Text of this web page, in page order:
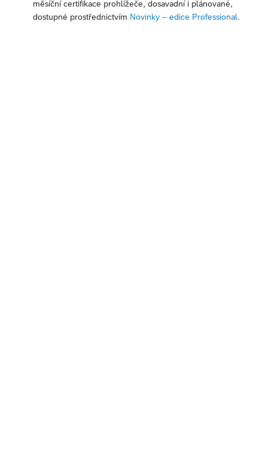
měsíční certifikace prohlížeče, dosavadní i plánované,
dostupné prostřednictvím Novinky – edice Professional.